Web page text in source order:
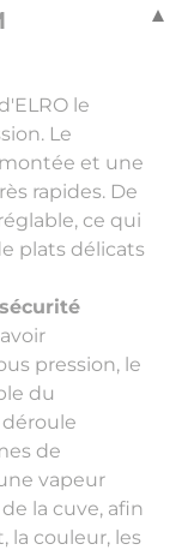
le
Le
et une
rapides. De
ce qui
plats délicats
pression, le
du
de
vapeur
la cuve, afin
la couleur, les